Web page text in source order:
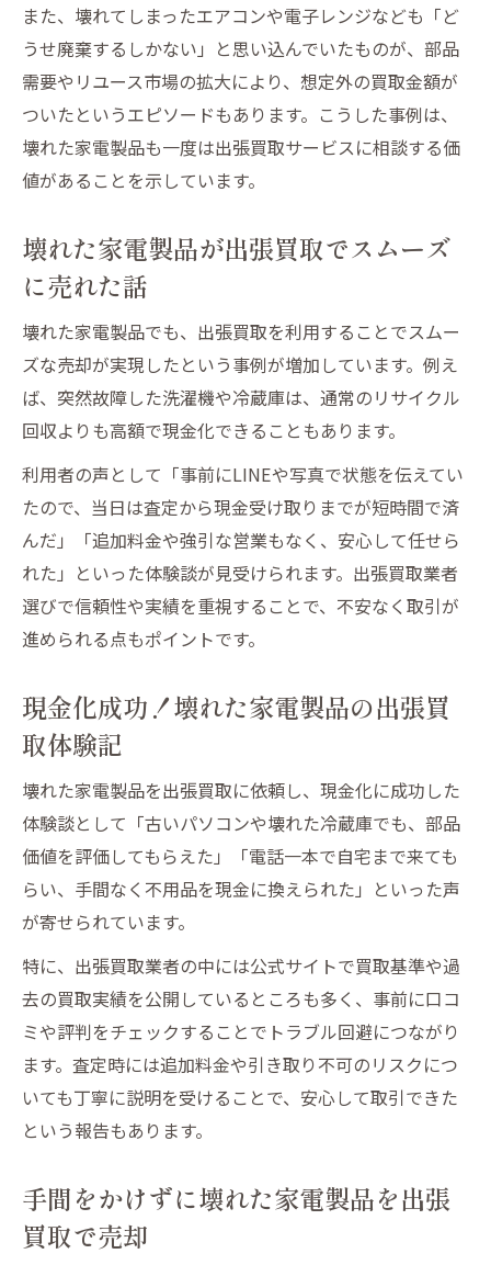
また、壊れてしまったエアコンや電子レンジなども「ど
うせ廃棄するしかない」と思い込んでいたものが、部品
需要やリユース市場の拡大により、想定外の買取金額が
ついたというエピソードもあります。こうした事例は、
壊れた家電製品も一度は出張買取サービスに相談する価
値があることを示しています。
壊れた家電製品が出張買取でスムーズ
に売れた話
壊れた家電製品でも、出張買取を利用することでスムー
ズな売却が実現したという事例が増加しています。例え
ば、突然故障した洗濯機や冷蔵庫は、通常のリサイクル
回収よりも高額で現金化できることもあります。
利用者の声として「事前にLINEや写真で状態を伝えてい
たので、当日は査定から現金受け取りまでが短時間で済
んだ」「追加料金や強引な営業もなく、安心して任せら
れた」といった体験談が見受けられます。出張買取業者
選びで信頼性や実績を重視することで、不安なく取引が
進められる点もポイントです。
現金化成功！壊れた家電製品の出張買
取体験記
壊れた家電製品を出張買取に依頼し、現金化に成功した
体験談として「古いパソコンや壊れた冷蔵庫でも、部品
価値を評価してもらえた」「電話一本で自宅まで来ても
らい、手間なく不用品を現金に換えられた」といった声
が寄せられています。
特に、出張買取業者の中には公式サイトで買取基準や過
去の買取実績を公開しているところも多く、事前に口コ
ミや評判をチェックすることでトラブル回避につながり
ます。査定時には追加料金や引き取り不可のリスクにつ
いても丁寧に説明を受けることで、安心して取引できた
という報告もあります。
手間をかけずに壊れた家電製品を出張
買取で売却